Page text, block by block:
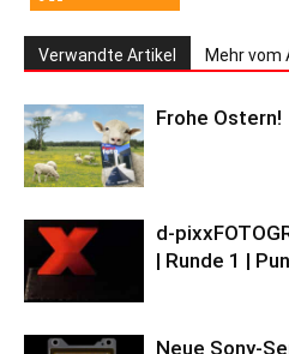
Verwandte Artikel Mehr vom
Frohe Ostern!
d-
| Runde 1 |
Neue Sony-